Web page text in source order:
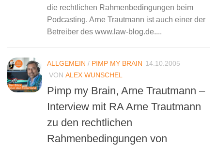
die rechtlichen Rahmenbedingungen beim
Podcasting. Arne Trautmann ist auch einer der
Betreiber des www.law-blog.de....
ALLGEMEIN / PIMP MY BRAIN 14.10.2005
VON ALEX WUNSCHEL
Pimp my Brain, Arne Trautmann –
Interview mit RA Arne Trautmann
zu den rechtlichen
Rahmenbedingungen von